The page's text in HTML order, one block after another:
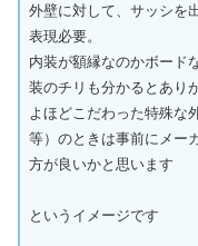
外壁に対して、サッシを
表現必要。
内装が額縁なのかボード
装のチリも分かるとあり
よほどこだわった特殊な
等）のときは事前にメー
方が良いかと思います
というイメージです